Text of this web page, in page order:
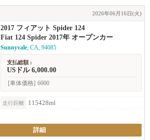
2026年06月16日(火)
2017 フィアット Spider 124
Fiat 124 Spider 2017年 オープンカー
Sunnyvale, CA, 94085
支払総額 :
USドル 6,000.00
[車体価格] 6000
走行距離
115428ml
詳細